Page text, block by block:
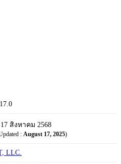
สิงหาคม 2568
: August 17, 2025)
LLC.